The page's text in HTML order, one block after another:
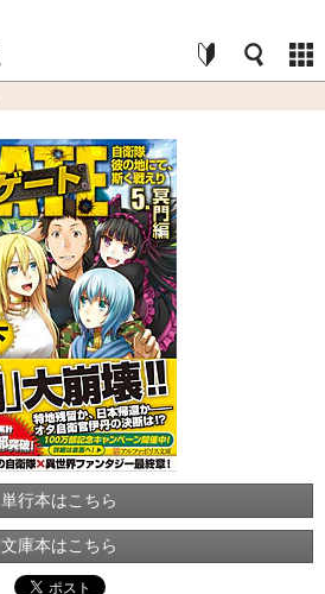
単行本はこちら
文庫本はこちら